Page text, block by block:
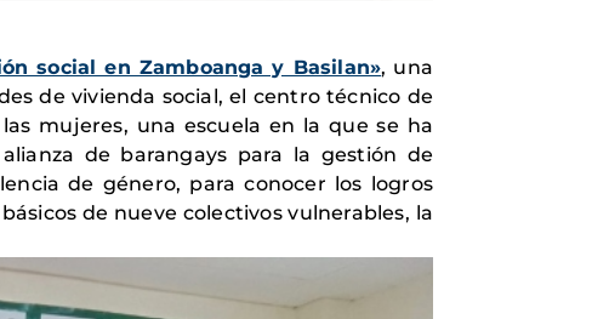
social en Zamboanga y Basilan», una
de vivienda social, el centro técnico de
mujeres, una escuela en la que se ha
de barangays para la gestión de
de género, para conocer los logros
de nueve colectivos vulnerables, la